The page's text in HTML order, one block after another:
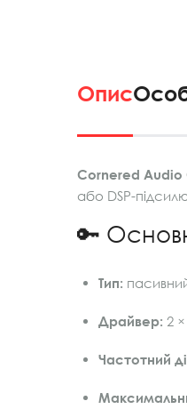
Опис
Cornered
або DSP-
🔑
Тип:
Драйвер: 2
Частотний